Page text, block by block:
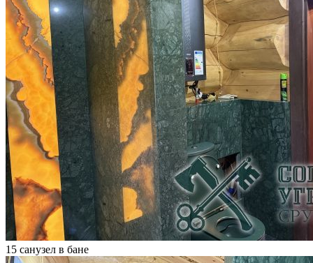
15 санузел в бане